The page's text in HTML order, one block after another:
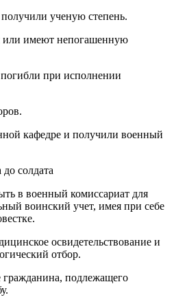
ученую степень.
или имеют непогашенную
при исполнении
кафедре и получили военный
солдата
в военный комиссариат для
воинский учет, имея при себе
освидетельствование и
отбор.
гражданина, подлежащего